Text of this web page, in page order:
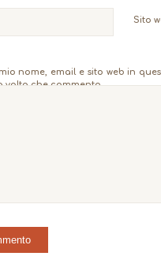
Sito
nome, email e sito web in
volta che commento.